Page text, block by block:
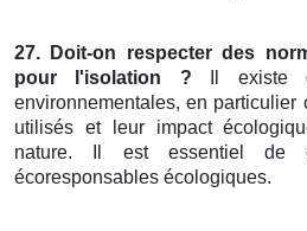
27. Doit-on respecter des
pour l'isolation ? Il existe
environnementales, en particulier
utilisés et leur impact
nature. Il est essentiel de
écoresponsables écologiques.